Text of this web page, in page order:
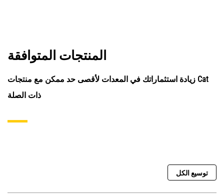
المنتجات المتوافقة
زيادة استثماراتك في المعدات لأقصى حد ممكن مع منتجات Cat
ذات الصلة
توسيع الكل